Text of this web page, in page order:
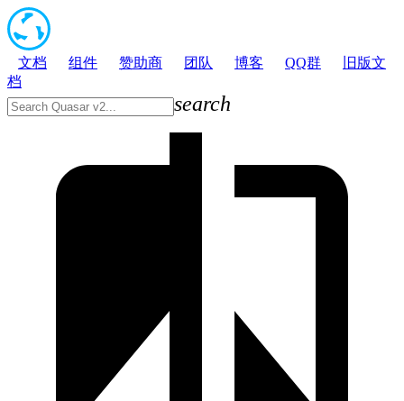
文档 组件 赞助商 团队 博客 QQ群
旧版文
档
search